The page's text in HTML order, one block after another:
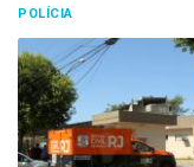
POLÍCIA